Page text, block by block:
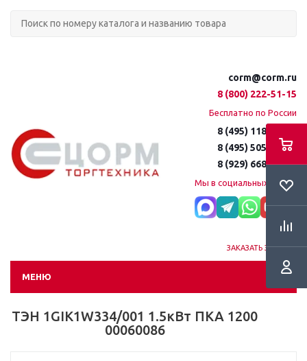
corm@corm.ru
8 (800) 222-51-15
Бесплатно по России
8 (495) 118-61-16
8 (495) 505-51-15
8 (929) 668-95-35
Мы в социальных сетях:
ЗАКАЗАТЬ ЗВОНОК
МЕНЮ
ТЭН 1GIK1W334/001 1.5кВт ПКА 1200
00060086